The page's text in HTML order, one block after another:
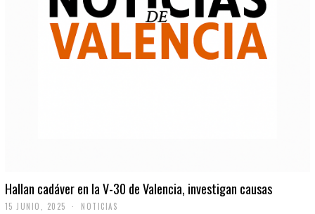
Hallan cadáver en la V-30 de Valencia, investigan causas
15 JUNIO, 2025 NOTICIAS